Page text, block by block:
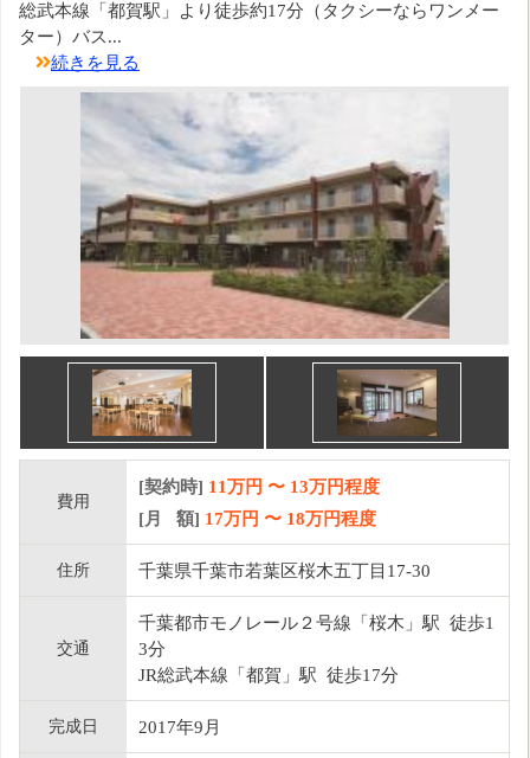
総武本線「都賀駅」より徒歩約17分（タクシーならワンメー
ター）バス...
続きを見る
費用
[契約時] 11万円 〜 13万円程度
[月 額] 17万円 〜 18万円程度
住所 千葉県千葉市若葉区桜木五丁目17-30
交通
千葉都市モノレール２号線「桜木」駅 徒歩1
3分
JR総武本線「都賀」駅 徒歩17分
完成日 2017年9月